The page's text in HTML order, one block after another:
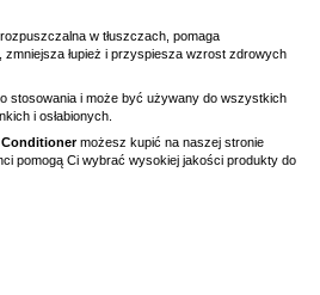
w tłuszczach, pomaga
łupież i przyspiesza wzrost zdrowych
stosowania i może być używany do wszystkich
i osłabionych.
Conditionermożesz kupić na naszej stronie
pomogą Ci wybrać wysokiej jakości produkty do